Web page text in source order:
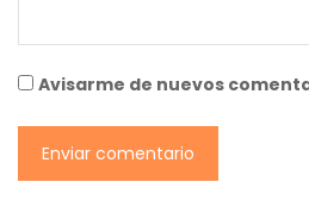
Avisarme de nuevos